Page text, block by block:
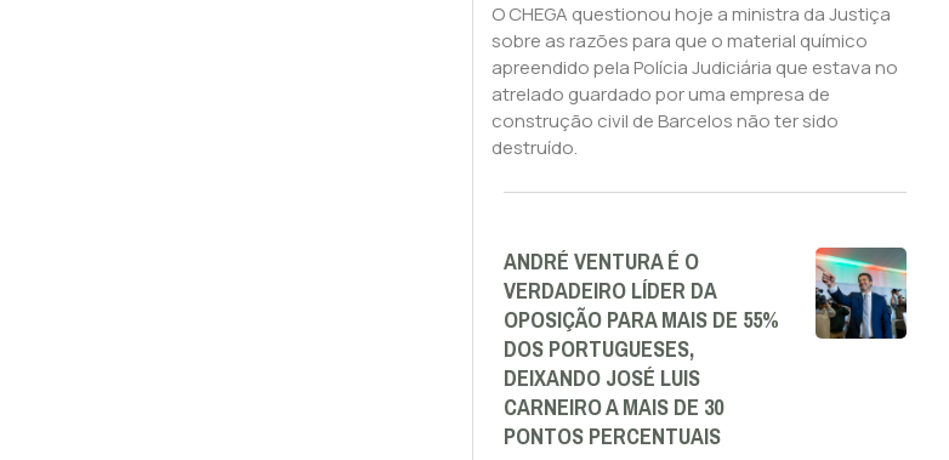
O CHEGA questionou hoje a ministra da Justiça
sobre as razões para que o material químico
apreendido pela Polícia Judiciária que estava no
atrelado guardado por uma empresa de
construção civil de Barcelos não ter sido
destruído.
ANDRÉ VENTURA É O
VERDADEIRO LÍDER DA
OPOSIÇÃO PARA MAIS DE 55%
DOS PORTUGUESES,
DEIXANDO JOSÉ LUIS
CARNEIRO A MAIS DE 30
PONTOS PERCENTUAIS